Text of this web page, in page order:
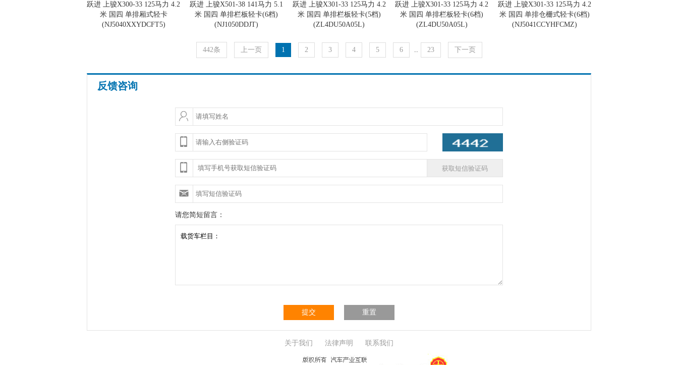
跃进 上骏X300-33 125马力 4.2
米 国四 单排厢式轻卡
(NJ5040XXYDCFT5)
跃进 上骏X501-38 141马力 5.1
米 国四 单排栏板轻卡(6档)
(NJ1050DDJT)
跃进 上骏X301-33 125马力 4.2
米 国四 单排栏板轻卡(5档)
(ZL4DU50A05L)
跃进 上骏X301-33 125马力 4.2
米 国四 单排栏板轻卡(6档)
(ZL4DU50A05L)
跃进 上骏X301-33 125马力 4.2
米 国四 单排仓栅式轻卡(6档)
(NJ5041CCYHFCMZ)
442条 上一页 1 2 3 4 5 6 .. 23 下一页
反馈咨询
请您简短留言：
提交 重置
关于我们 法律声明 联系我们